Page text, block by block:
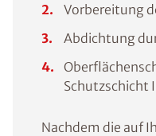
Vorbereitung
Abdichtung
Schutzschicht
Nachdem die auf